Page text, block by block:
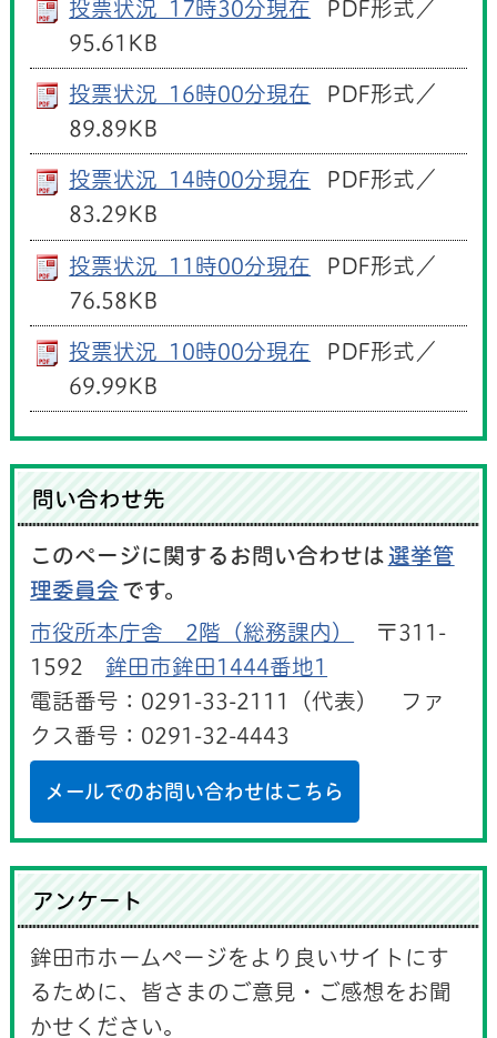
投票状況_17時30分現在
PDF形式／
95.61KB
投票状況_16時00分現在
PDF形式／
89.89KB
投票状況_14時00分現在
PDF形式／
83.29KB
投票状況_11時00分現在
PDF形式／
76.58KB
投票状況_10時00分現在
PDF形式／
69.99KB
問い合わせ先
このページに関するお問い合わせは 選挙管
理委員会 です。
市役所本庁舎 2階（総務課内）
〒311-
1592 鉾田市鉾田1444番地1
電話番号：0291-33-2111（代表） ファ
クス番号：0291-32-4443
メールでのお問い合わせはこちら
アンケート
鉾田市ホームページをより良いサイトにす
るために、皆さまのご意見・ご感想をお聞
かせください。